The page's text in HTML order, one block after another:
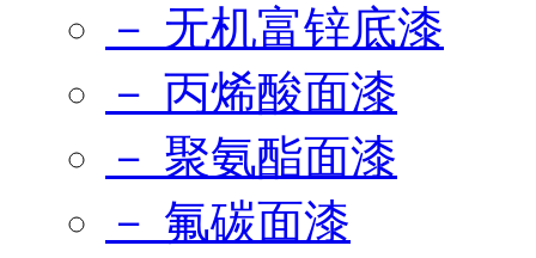
－ 无机富锌底漆
－ 丙烯酸面漆
－ 聚氨酯面漆
－ 氟碳面漆